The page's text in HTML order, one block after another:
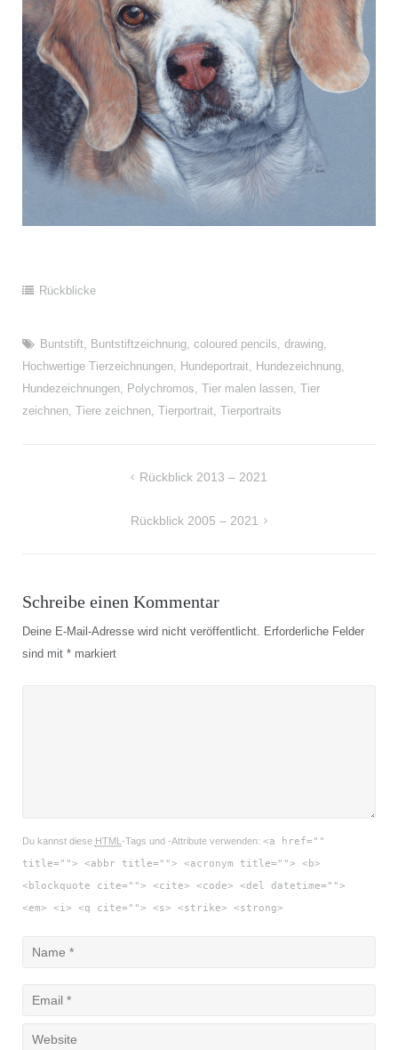
Rückblicke
Buntstift, Buntstiftzeichnung, coloured pencils, drawing,
Hochwertige Tierzeichnungen, Hundeportrait, Hundezeichnung,
Hundezeichnungen, Polychromos, Tier malen lassen, Tier
zeichnen, Tiere zeichnen, Tierportrait, Tierportraits
BeitragsnavigationRückblick 2013 – 2021
Rückblick 2005 – 2021
Schreibe einen Kommentar
Deine E-Mail-Adresse wird nicht veröffentlicht.
Erforderliche Felder
sind mit *markiert
Du kannst diese HTML -Tags und -Attribute verwenden: <a href=""
title=""> <abbr title=""> <acronym title=""> <b>
<blockquote cite=""> <cite> <code> <del datetime="">
<em> <i> <q cite=""> <s> <strike> <strong>